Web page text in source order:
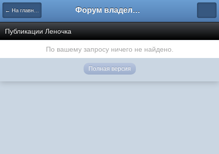
← На главную Форум владельцев интернет-магазинов
Публикации Леночка
По вашему запросу ничего не найдено.
Полная версия